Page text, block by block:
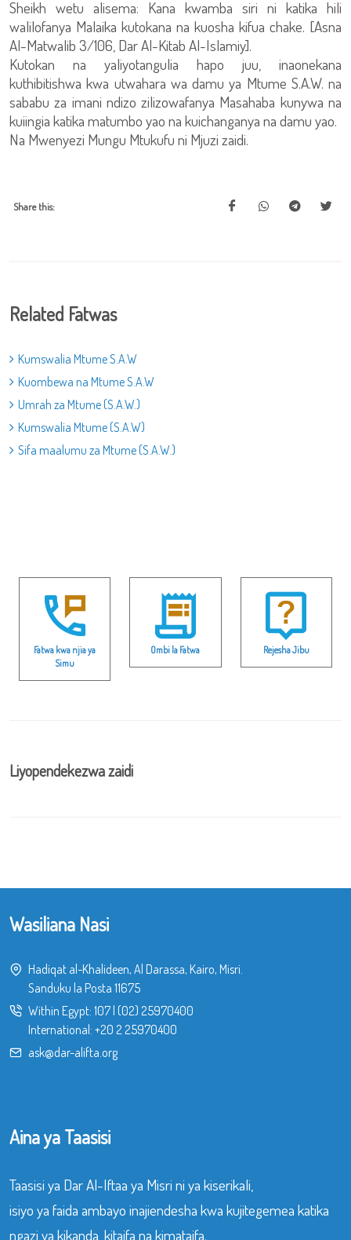
Sheikh wetu alisema: Kana kwamba siri ni katika hili
walilofanya Malaika kutokana na kuosha kifua chake. [Asna
Al-Matwalib 3/106, Dar Al-Kitab Al-Islamiy].
Kutokan na yaliyotangulia hapo juu, inaonekana
kuthibitishwa kwa utwahara wa damu ya Mtume S.A.W. na
sababu za imani ndizo zilizowafanya Masahaba kunywa na
kuiingia katika matumbo yao na kuichanganya na damu yao.
Na Mwenyezi Mungu Mtukufu ni Mjuzi zaidi.
Share this:
Related Fatwas
Kumswalia Mtume S.A.W
Kuombewa na Mtume S.A.W
Umrah za Mtume (S.A.W.)
Kumswalia Mtume (S.A.W)
Sifa maalumu za Mtume (S.A.W.)
Fatwa kwa njia ya
Simu
Ombi la Fatwa Rejesha Jibu
Liyopendekezwa zaidi
Wasiliana Nasi
Hadiqat al-Khalideen, Al Darassa, Kairo, Misri.
Sanduku la Posta 11675
Within Egypt: 107| (02) 25970400
International: +20 2 25970400
ask@dar-alifta.org
Aina ya Taasisi
Taasisi ya Dar Al-Iftaa ya Misri ni ya kiserikali,
isiyo ya faida ambayo inajiendesha kwa kujitegemea katika
ngazi ya kikanda, kitaifa na kimataifa.